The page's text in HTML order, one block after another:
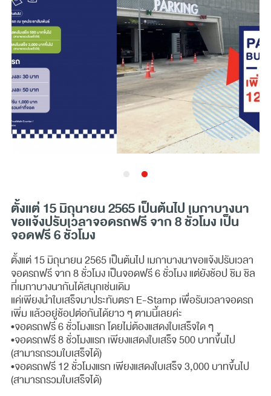
ตั้งแต่ 15 มิถุนายน 2565 เป็นต้นไป เมกาบางนา
ขอแจ้งปรับเวลาจอดรถฟรี จาก 8 ชั่วโมง เป็น
จอดฟรี 6 ชั่วโมง
ตั้งแต่ 15 มิถุนายน 2565 เป็นต้นไป เมกาบางนาขอแจ้งปรับเวลา
จอดรถฟรี จาก 8 ชั่วโมง เป็นจอดฟรี 6 ชั่วโมง แต่ยังช้อป ชิม ชิล
ที่เมกาบางนากันได้สนุกเช่นเดิม
แค่เพียงนำใบเสร็จมาประทับตรา E-Stamp เพื่อรับเวลาจอดรถ
เพิ่ม แล้วอยู่ช้อปต่อกันได้ยาว ๆ ตามนี้เลยค่ะ
•จอดรถฟรี 6 ชั่วโมงแรก โดยไม่ต้องแสดงใบเสร็จใด ๆ
•จอดรถฟรี 8 ชั่วโมงแรก เพียงแสดงใบเสร็จ 500 บาทขึ้นไป
(สามารถรวมใบเสร็จได้)
•จอดรถฟรี 12 ชั่วโมงแรก เพียงแสดงใบเสร็จ 3,000 บาทขึ้นไป
(สามารถรวมใบเสร็จได้)